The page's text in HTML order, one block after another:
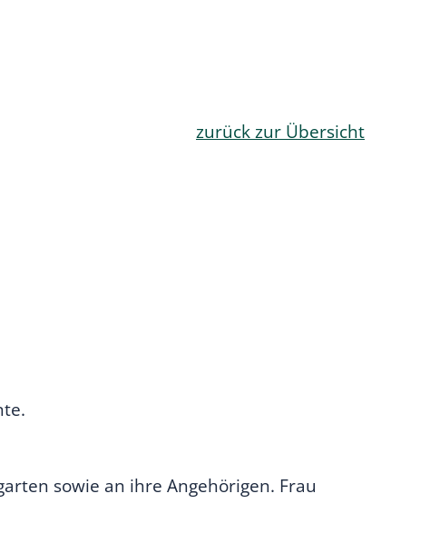
zurück zur Übersicht
sowie an ihre Angehörigen. Frau